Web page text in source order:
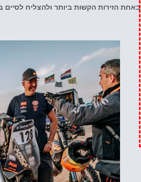
באחת הזירות הקשות ביותר ולהצליח לסיים